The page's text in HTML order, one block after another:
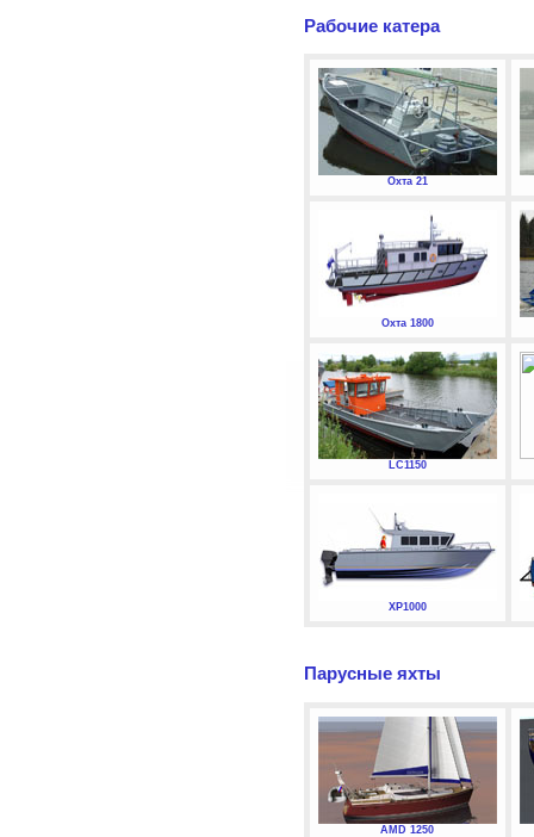
Рабочие катера
Охта 21
Охта 1800
LC1150
XP1000
Парусные яхты
AMD 1250